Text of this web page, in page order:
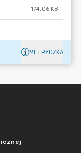
174.06 KB
METRYCZKA